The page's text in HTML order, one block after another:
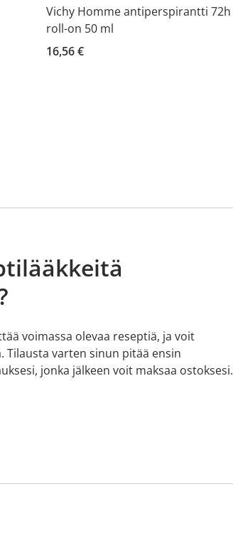
Vichy Homme antiperspirantti 72h
roll-on 50 ml
16,56 €
voimassa olevaa reseptiä, ja voit
Tilausta varten sinun pitää ensin
jonka jälkeen voit maksaa ostoksesi.